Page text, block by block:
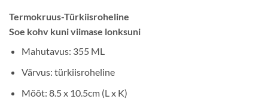
Termokruus-Türkiisroheline
Soe kohv kuni viimase lonksuni
Mahutavus: 355 ML
Värvus: türkiisroheline
Mõõt: 8.5 x 10.5cm (L x K)